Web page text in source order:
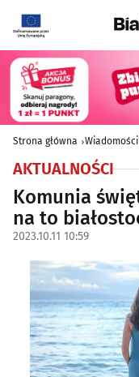
Strona główna Wiadomości
AKTUALNOŚCI
Komunia
na to
2023.10.11 10:59